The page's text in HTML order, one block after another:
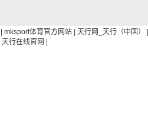
| mksport体育官方网站 | 天行网_天行（中国）
天行在线官网 |